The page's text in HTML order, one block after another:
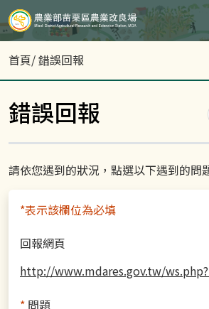
首頁/ 錯誤回報
錯誤回報
請依您遇到的狀況，點選以下遇到的問
*表示該欄位為必填
回報網頁
http://www.mdares.gov.tw/
* 問題